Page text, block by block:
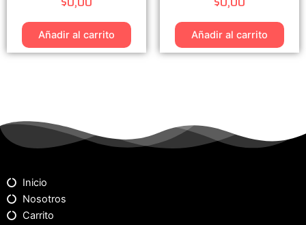
Añadir al carrito Añadir al carrito
Inicio
Nosotros
Carrito